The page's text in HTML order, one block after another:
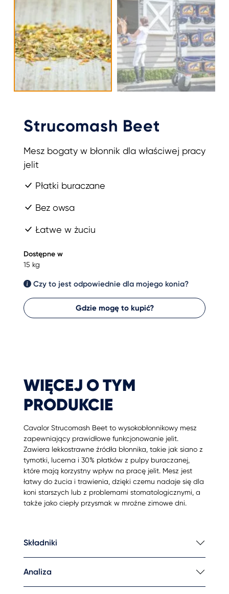
Strucomash Beet
Mesz bogaty w błonnik dla właściwej pracy
jelit
Płatki buraczane
Bez owsa
Łatwe w żuciu
Dostępne w
15 kg
Czy to jest odpowiednie dla mojego konia?
Gdzie mogę to kupić?
WIĘCEJ O TYM
PRODUKCIE
Cavalor Strucomash Beet to wysokobłonnikowy mesz
zapewniający prawidłowe funkcjonowanie jelit.
Zawiera lekkostrawne źródła błonnika, takie jak siano z
tymotki, lucerna i 30% płatków z pulpy buraczanej,
które mają korzystny wpływ na pracę jelit. Mesz jest
łatwy do żucia i trawienia, dzięki czemu nadaje się dla
koni starszych lub z problemami stomatologicznymi, a
także jako ciepły przysmak w mroźne zimowe dni.
Składniki
Analiza